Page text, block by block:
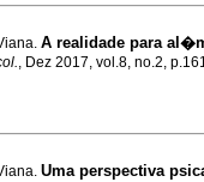
A realidade para
, Dez 2017, vol.8, no.2,
Uma perspectiva